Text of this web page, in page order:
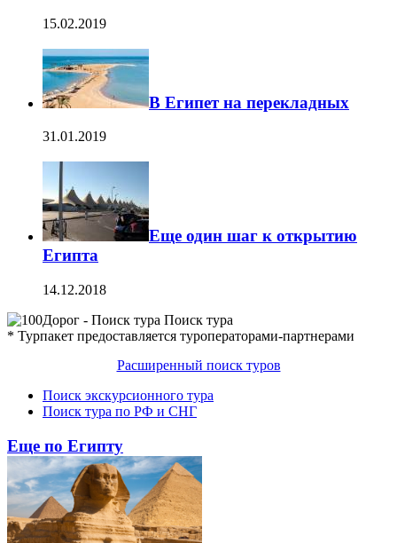
15.02.2019
В Египет на перекладных
31.01.2019
Еще один шаг к открытию
Египта
14.12.2018
Поиск тура
* Турпакет предоставляется туроператорами-партнерами
Расширенный поиск туров
Поиск экскурсионного тура
Поиск тура по РФ и СНГ
Еще по Египту